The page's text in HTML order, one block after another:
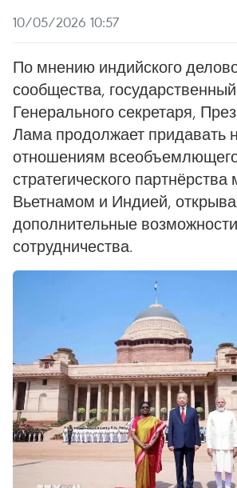
10/05/2026 10:57
По мнению индийского
сообщества,
Генерального секретаря,
Лама продолжает придавать
отношениям
стратегического
Вьетнамом и Индией,
дополнительные
сотрудничества.